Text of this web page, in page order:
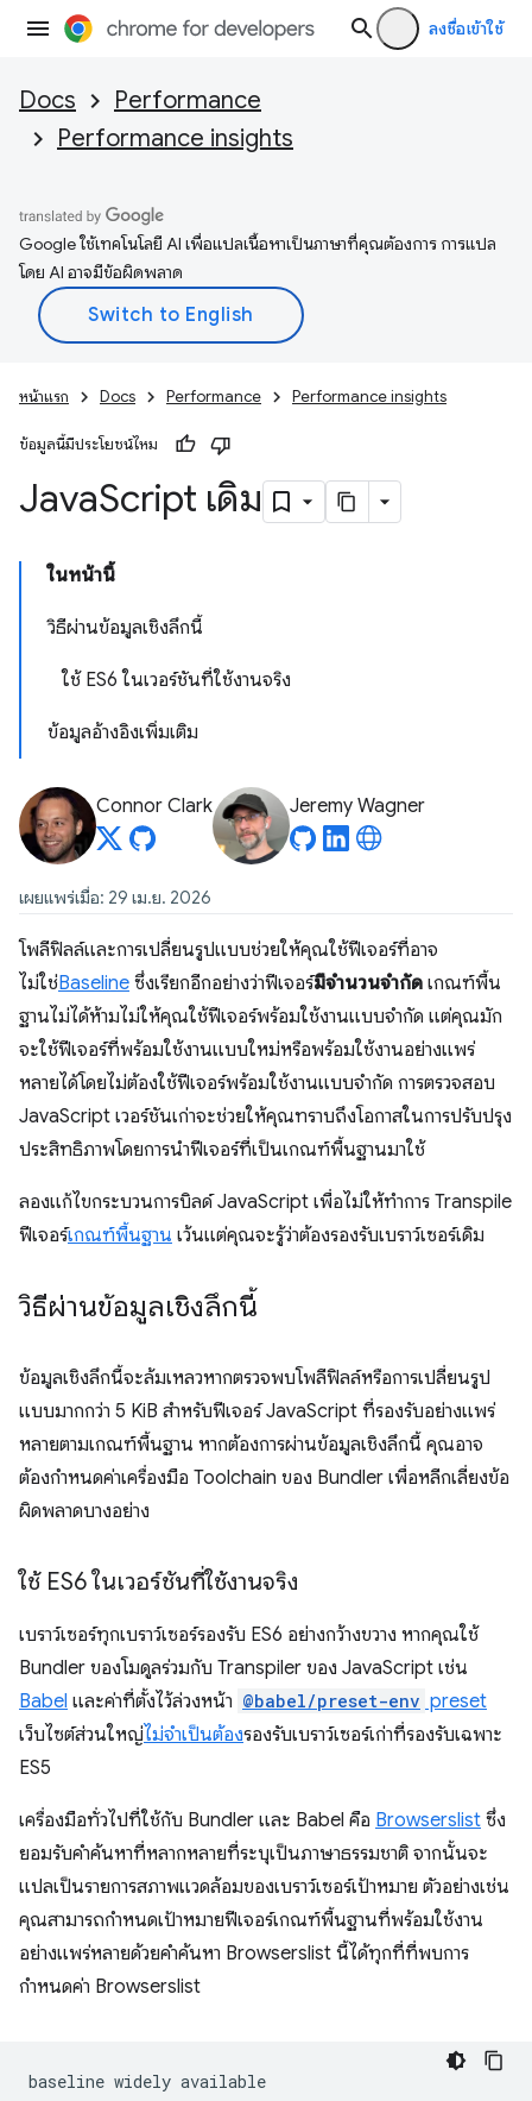
ลงชื่อเข้าใช้
Docs
Performance
Performance insights
Google ใช้เทคโนโลยี AI เพื่อแปลเนื้อหาเป็นภาษาที่คุณต้องการ การแปล
โดย AI อาจมีข้อผิดพลาด
หน้าแรก Docs Performance Performance insights
ข้อมูลนี้มีประโยชน์ไหม
JavaScript เดิม
ในหน้านี้
วิธีผ่านข้อมูลเชิงลึกนี้
ใช้ ES6 ในเวอร์ชันที่ใช้งานจริง
ข้อมูลอ้างอิงเพิ่มเติม
Connor Clark Jeremy Wagner
เผยแพร่เมื่อ: 29 เม.ย. 2026
โพลีฟิลล์และการเปลี่ยนรูปแบบช่วยให้คุณใช้ฟีเจอร์ที่อาจ
ไม่ใช่Baseline ซึ่งเรียกอีกอย่างว่าฟีเจอร์มีจำนวนจำกัด เกณฑ์พื้น
ฐานไม่ได้ห้ามไม่ให้คุณใช้ฟีเจอร์พร้อมใช้งานแบบจำกัด แต่คุณมัก
จะใช้ฟีเจอร์ที่พร้อมใช้งานแบบใหม่หรือพร้อมใช้งานอย่างแพร่
หลายได้โดยไม่ต้องใช้ฟีเจอร์พร้อมใช้งานแบบจำกัด การตรวจสอบ
JavaScript เวอร์ชันเก่าจะช่วยให้คุณทราบถึงโอกาสในการปรับปรุง
ประสิทธิภาพโดยการนำฟีเจอร์ที่เป็นเกณฑ์พื้นฐานมาใช้
ลองแก้ไขกระบวนการบิลด์ JavaScript เพื่อไม่ให้ทำการ Transpile
ฟีเจอร์เกณฑ์พื้นฐาน เว้นแต่คุณจะรู้ว่าต้องรองรับเบราว์เซอร์เดิม
วิธีผ่านข้อมูลเชิงลึกนี้
ข้อมูลเชิงลึกนี้จะล้มเหลวหากตรวจพบโพลีฟิลล์หรือการเปลี่ยนรูป
แบบมากกว่า 5 KiB สำหรับฟีเจอร์ JavaScript ที่รองรับอย่างแพร่
หลายตามเกณฑ์พื้นฐาน หากต้องการผ่านข้อมูลเชิงลึกนี้ คุณอาจ
ต้องกำหนดค่าเครื่องมือ Toolchain ของ Bundler เพื่อหลีกเลี่ยงข้อ
ผิดพลาดบางอย่าง
ใช้ ES6 ในเวอร์ชันที่ใช้งานจริง
เบราว์เซอร์ทุกเบราว์เซอร์รองรับ ES6 อย่างกว้างขวาง หากคุณใช้
Bundler ของโมดูลร่วมกับ Transpiler ของ JavaScript เช่น
Babel และค่าที่ตั้งไว้ล่วงหน้า @babel/preset-env preset
เว็บไซต์ส่วนใหญ่ไม่จำเป็นต้องรองรับเบราว์เซอร์เก่าที่รองรับเฉพาะ
ES5
เครื่องมือทั่วไปที่ใช้กับ Bundler และ Babel คือ Browserslist ซึ่ง
ยอมรับคําค้นหาที่หลากหลายที่ระบุเป็นภาษาธรรมชาติ จากนั้นจะ
แปลเป็นรายการสภาพแวดล้อมของเบราว์เซอร์เป้าหมาย ตัวอย่างเช่น
คุณสามารถกำหนดเป้าหมายฟีเจอร์เกณฑ์พื้นฐานที่พร้อมใช้งาน
อย่างแพร่หลายด้วยคําค้นหา Browserslist นี้ได้ทุกที่ที่พบการ
กำหนดค่า Browserslist